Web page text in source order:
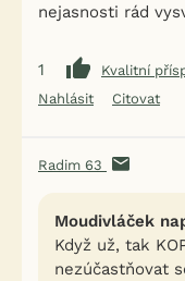
nejasnosti rád
1
Kvalitní
Nahlásit
Citovat
Radim 63
Moudivláček
Když už, tak
nezúčastňovat